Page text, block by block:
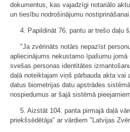
dokumentus, kas vajadzīgi notariālo
un tiesību nodrošinājumu
4. Papildināt 76. pantu ar trešo daļu
"Ja zvērināts notārs nepazīst
apliecinājums nekustamo īpašumu
svešas personas identitātes
daļā noteiktajam viņš pārbauda akta vai
datus biometrijas datu apstrādes
nospiedumus ar šajā sistēmā
5. Aizstāt 104. panta pirmajā daļā
priekšsēdētāja" ar vārdiem "Latvijas